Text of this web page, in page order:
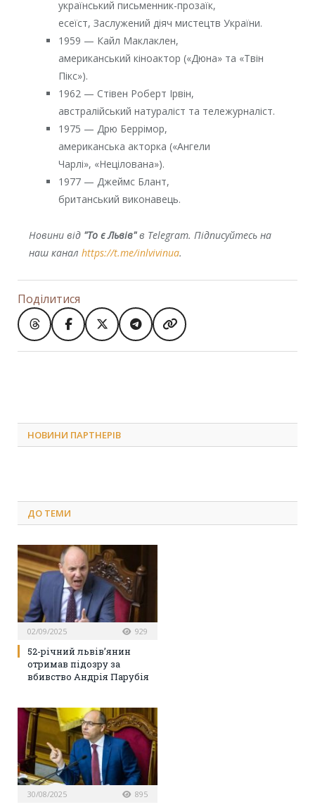
український письменник-прозаїк,
есеїст, Заслужений діяч мистецтв України.
1959 — Кайл Маклаклен,
американський кіноактор («Дюна» та «Твін
Пікс»).
1962 — Стівен Роберт Ірвін,
австралійський натураліст та тележурналіст.
1975 — Дрю Беррімор,
американська акторка («Ангели
Чарлі», «Нецілована»).
1977 — Джеймс Блант,
британський виконавець.
Новини від "То є Львів"в Telegram. Підписуйтесь на
наш канал https://t.me/inlvivinua.
Поділитися
НОВИНИ ПАРТНЕРІВ
ДО ТЕМИ
02/09/2025 929
52-річний львів’янин
отримав підозру за
вбивство Андрія Парубія
30/08/2025 895